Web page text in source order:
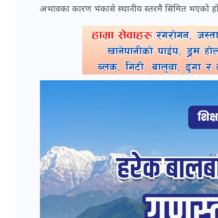
अभावका कारण भंकासे स्थानीय स्तरमै सिमित भएको